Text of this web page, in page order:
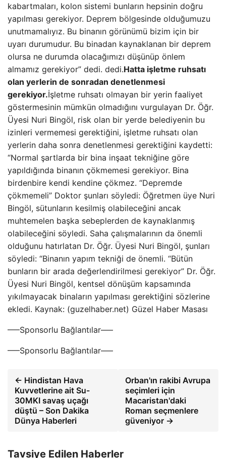
kabartmaları, kolon sistemi bunların hepsinin doğru
yapılması gerekiyor. Deprem bölgesinde olduğumuzu
unutmamalıyız. Bu binanın görünümü bizim için bir
uyarı durumudur. Bu binadan kaynaklanan bir deprem
olursa ne durumda olacağımızı düşünüp önlem
almamız gerekiyor” dedi. dedi.Hatta işletme ruhsatı
olan yerlerin de sonradan denetlenmesi
gerekiyor.İşletme ruhsatı olmayan bir yerin faaliyet
göstermesinin mümkün olmadığını vurgulayan Dr. Öğr.
Üyesi Nuri Bingöl, risk olan bir yerde belediyenin bu
izinleri vermemesi gerektiğini, işletme ruhsatı olan
yerlerin daha sonra denetlenmesi gerektiğini kaydetti:
“Normal şartlarda bir bina inşaat tekniğine göre
yapıldığında binanın çökmemesi gerekiyor. Bina
birdenbire kendi kendine çökmez. “Depremde
çökmemeli” Doktor şunları söyledi: Öğretmen üye Nuri
Bingöl, sütunların kesilmiş olabileceğini ancak
muhtemelen başka sebeplerden de kaynaklanmış
olabileceğini söyledi. Saha çalışmalarının da önemli
olduğunu hatırlatan Dr. Öğr. Üyesi Nuri Bingöl, şunları
söyledi: “Binanın yapım tekniği de önemli. “Bütün
bunların bir arada değerlendirilmesi gerekiyor” Dr. Öğr.
Üyesi Nuri Bingöl, kentsel dönüşüm kapsamında
yıkılmayacak binaların yapılması gerektiğini sözlerine
ekledi. Kaynak: (guzelhaber.net) Güzel Haber Masası
—–Sponsorlu Bağlantılar—–
—–Sponsorlu Bağlantılar—–
← Hindistan Hava
Kuvvetlerine ait Su-
30MKI savaş uçağı
düştü – Son Dakika
Dünya Haberleri
Orban'ın rakibi Avrupa
seçimleri için
Macaristan'daki
Roman seçmenlere
güveniyor →
Tavsiye Edilen Haberler